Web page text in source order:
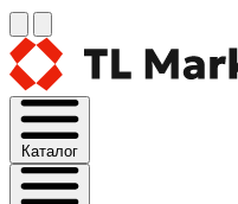
Каталог